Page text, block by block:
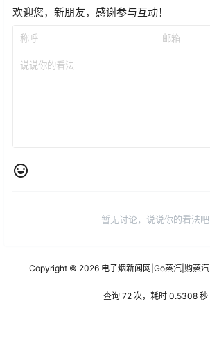
欢迎您，新朋友，感谢参与互动！
暂无讨论，说说你的看法吧
Copyright © 2026 电子烟新闻网 Go蒸汽 购蒸汽
查询 72 次，耗时 0.5308 秒